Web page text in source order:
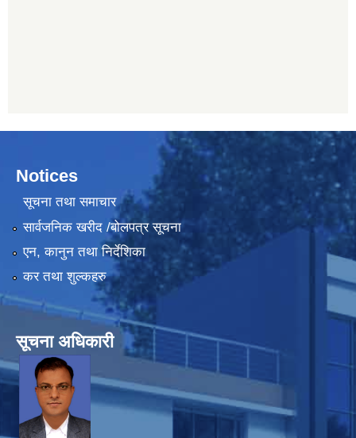
Notices
सूचना तथा समाचार
सार्वजनिक खरीद /बोलपत्र सूचना
एन, कानुन तथा निर्देशिका
कर तथा शुल्कहरु
सूचना अधिकारी